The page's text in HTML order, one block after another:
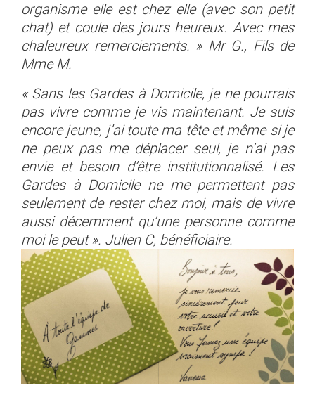
organisme elle est chez elle (avec son petit
chat) et coule des jours heureux. Avec mes
chaleureux remerciements. » Mr G., Fils de
Mme M.
« Sans les Gardes à Domicile, je ne pourrais
pas vivre comme je vis maintenant. Je suis
encore jeune, j’ai toute ma tête et même si je
ne peux pas me déplacer seul, je n’ai pas
envie et besoin d’être institutionnalisé. Les
Gardes à Domicile ne me permettent pas
seulement de rester chez moi, mais de vivre
aussi décemment qu’une personne comme
moi le peut ». Julien C, bénéficiaire.